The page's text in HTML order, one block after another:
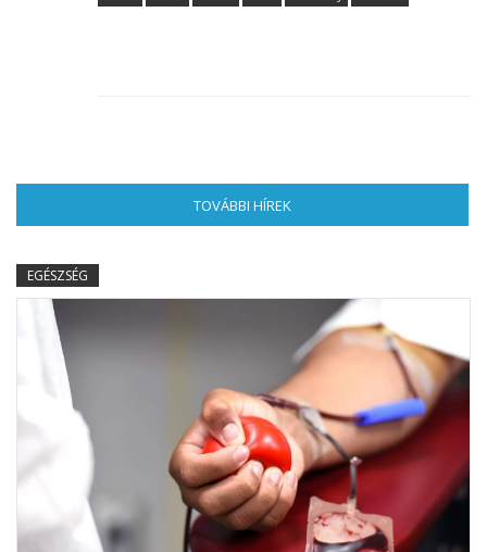
TOVÁBBI HÍREK
EGÉSZSÉG